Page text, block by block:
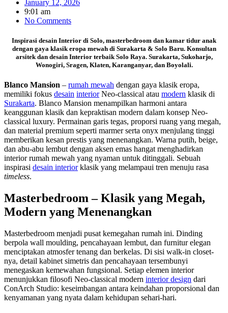
January 12, 2026
9:01 am
No Comments
Inspirasi desain Interior di Solo, masterbedroom dan kamar tidur anak
dengan gaya klasik eropa mewah di Surakarta & Solo Baru. Konsultan
arsitek dan desain Interior terbaik Solo Raya. Surakarta, Sukoharjo,
Wonogiri, Sragen, Klaten, Karanganyar, dan Boyolali.
Blanco Mansion – rumah mewah dengan gaya klasik eropa,
memiliki fokus desain interiorNeo-classical atau modern klasik di
Surakarta. Blanco Mansion menampilkan harmoni antara
keanggunan klasik dan kepraktisan modern dalam konsep Neo-
classical luxury. Permainan garis tegas, proporsi ruang yang megah,
dan material premium seperti marmer serta onyx menjulang tinggi
memberikan kesan prestis yang menenangkan. Warna putih, beige,
dan abu-abu lembut dengan aksen emas hangat menghadirkan
interior rumah mewah yang nyaman untuk ditinggali. Sebuah
inspirasi desain interiorklasik yang melampaui tren menuju rasa
timeless.
Masterbedroom – Klasik yang Megah,
Modern yang Menenangkan
Masterbedroom menjadi pusat kemegahan rumah ini. Dinding
berpola wall moulding, pencahayaan lembut, dan furnitur elegan
menciptakan atmosfer tenang dan berkelas. Di sisi walk-in closet-
nya, detail kabinet simetris dan pencahayaan tersembunyi
menegaskan kemewahan fungsional. Setiap elemen interior
menunjukkan filosofi Neo-classical modern interior design dari
ConArch Studio: keseimbangan antara keindahan proporsional dan
kenyamanan yang nyata dalam kehidupan sehari-hari.